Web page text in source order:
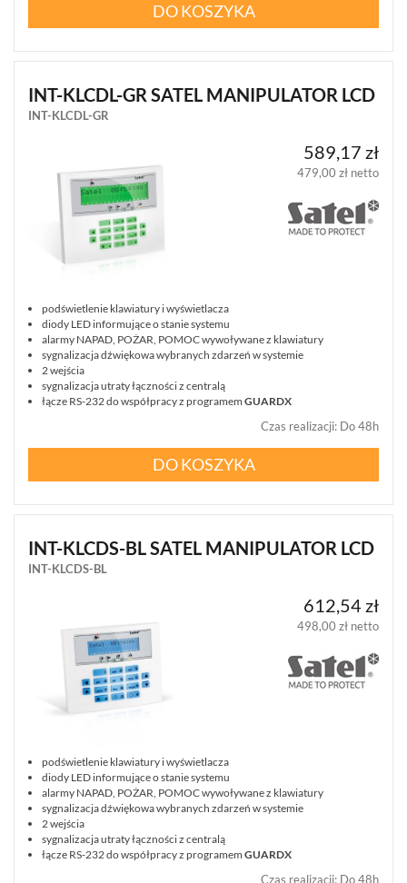
DO KOSZYKA
INT-KLCDL-GR SATEL MANIPULATOR LCD
INT-KLCDL-GR
589,17 zł
479,00 zł netto
podświetlenie klawiatury i wyświetlacza
diody LED informujące o stanie systemu
alarmy NAPAD, POŻAR, POMOC wywoływane z klawiatury
sygnalizacja dźwiękowa wybranych zdarzeń w systemie
2 wejścia
sygnalizacja utraty łączności z centralą
łącze RS-232 do współpracy z programem GUARDX
Czas realizacji: Do 48h
DO KOSZYKA
INT-KLCDS-BL SATEL MANIPULATOR LCD
INT-KLCDS-BL
612,54 zł
498,00 zł netto
podświetlenie klawiatury i wyświetlacza
diody LED informujące o stanie systemu
alarmy NAPAD, POŻAR, POMOC wywoływane z klawiatury
sygnalizacja dźwiękowa wybranych zdarzeń w systemie
2 wejścia
sygnalizacja utraty łączności z centralą
łącze RS-232 do współpracy z programem GUARDX
Czas realizacji: Do 48h